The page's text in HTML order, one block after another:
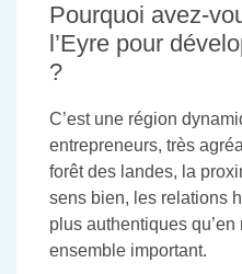
Pourquoi avez-
l’Eyre pour
?
C’est une région
entrepreneurs, très
forêt des landes, la
sens bien, les relations
plus authentiques
ensemble important.